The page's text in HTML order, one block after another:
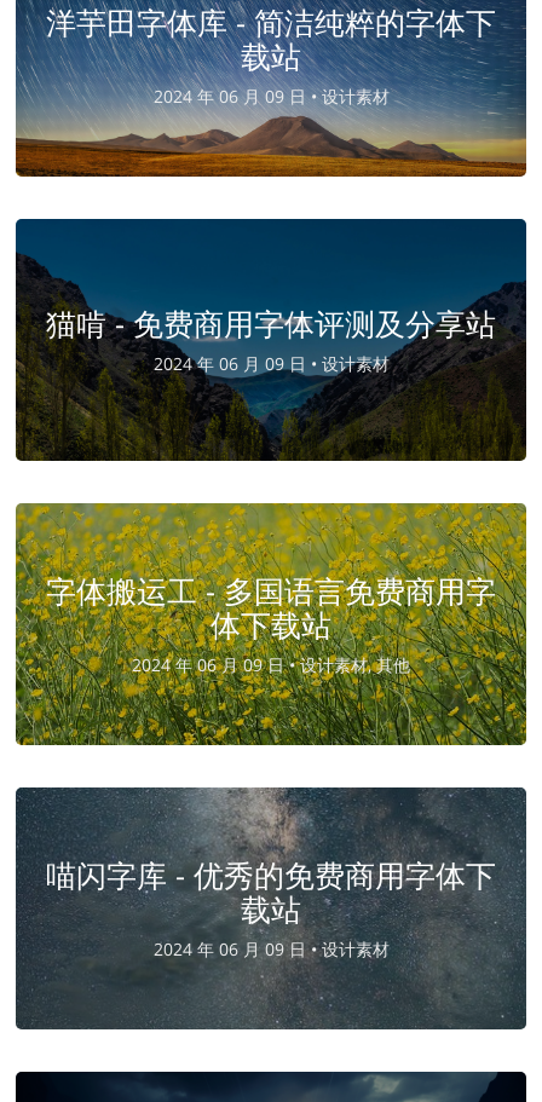
洋芋田字体库 - 简洁纯粹的字体下
载站
2024 年 06 月 09 日 •设计素材
猫啃 - 免费商用字体评测及分享站
2024 年 06 月 09 日 • 设计素材
字体搬运工 - 多国语言免费商用字
体下载站
2024 年 06 月 09 日 •设计素材, 其他
喵闪字库 - 优秀的免费商用字体下
载站
2024 年 06 月 09 日 •设计素材